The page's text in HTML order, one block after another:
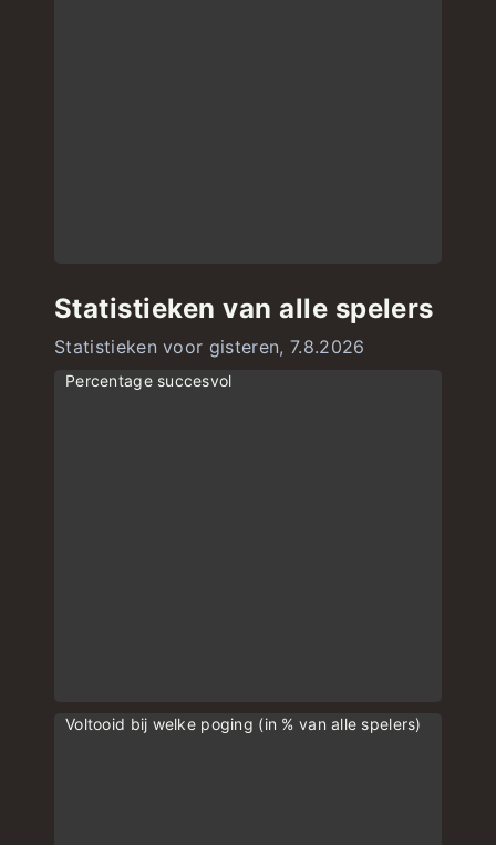
Statistieken van alle spelers
Statistieken voor gisteren, 7.8.2026
Percentage succesvol
Voltooid bij welke poging (in % van alle spelers)